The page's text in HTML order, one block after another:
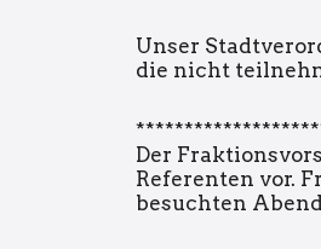
Unser
die nicht
Der
Referenten vor.
besuchten